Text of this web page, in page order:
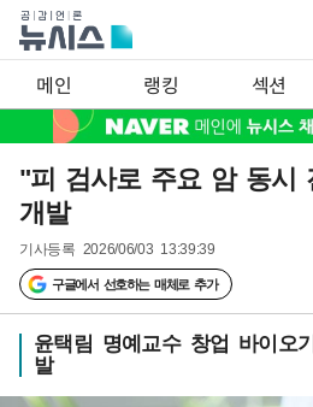
메인 랭킹 섹션
"피 검사로 주요 암 동시
개발
기사등록 2026/06/03 13:39:39
구글에서 선호하는 매체로 추가
윤택림 명예교수 창업 바이오
발